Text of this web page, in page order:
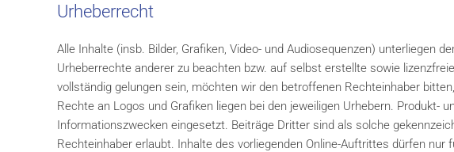
Urheberrecht
Alle Inhalte (insb. Bilder, Grafiken, Video- und Audiosequenzen) unterliegen
Urheberrechte anderer zu beachten bzw. auf selbst erstellte sowie
vollständig gelungen sein, möchten wir den betroffenen Rechteinhaber
Rechte an Logos und Grafiken liegen bei den jeweiligen Urhebern.
Informationszwecken eingesetzt. Beiträge Dritter sind als solche
Rechteinhaber erlaubt. Inhalte des vorliegenden Online-Auftrittes dürfen